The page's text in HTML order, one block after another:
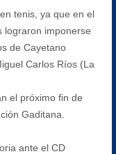
tenis, ya que en el
lograron imponerse
de Cayetano
Carlos Ríos (La
el próximo fin de
Gaditana.
ante el CD